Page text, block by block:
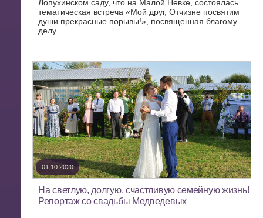
Лопухинском саду, что на Малой Невке, состоялась
тематическая встреча «Мой друг, Отчизне посвятим
души прекрасные порывы!», посвященная благому
делу...
01.10.2020
На светлую, долгую, счастливую семейную жизнь!
Репортаж со свадьбы Медведевых